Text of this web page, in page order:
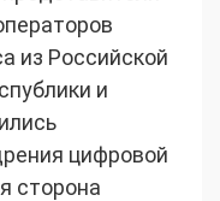
из Российской
и
цифровой
сторона